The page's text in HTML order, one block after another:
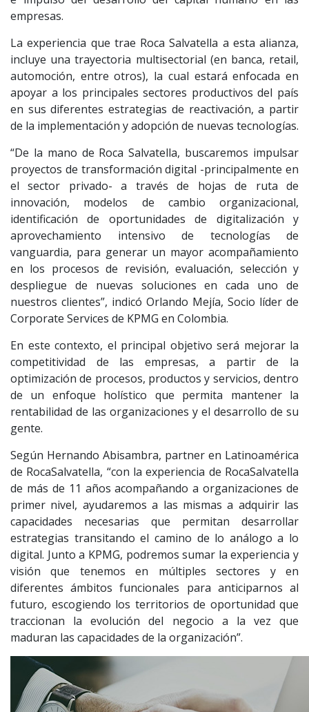
empresas.
La experiencia que trae Roca Salvatella a esta alianza,
incluye una trayectoria multisectorial (en banca, retail,
automoción, entre otros), la cual estará enfocada en
apoyar a los principales sectores productivos del país
en sus diferentes estrategias de reactivación, a partir
de la implementación y adopción de nuevas tecnologías.
“De la mano de Roca Salvatella, buscaremos impulsar
proyectos de transformación digital -principalmente en
el sector privado- a través de hojas de ruta de
innovación, modelos de cambio organizacional,
identificación de oportunidades de digitalización y
aprovechamiento intensivo de tecnologías de
vanguardia, para generar un mayor acompañamiento
en los procesos de revisión, evaluación, selección y
despliegue de nuevas soluciones en cada uno de
nuestros clientes”, indicó Orlando Mejía, Socio líder de
Corporate Services de KPMG en Colombia.
En este contexto, el principal objetivo será mejorar la
competitividad de las empresas, a partir de la
optimización de procesos, productos y servicios, dentro
de un enfoque holístico que permita mantener la
rentabilidad de las organizaciones y el desarrollo de su
gente.
Según Hernando Abisambra, partner en Latinoamérica
de RocaSalvatella, “con la experiencia de RocaSalvatella
de más de 11 años acompañando a organizaciones de
primer nivel, ayudaremos a las mismas a adquirir las
capacidades necesarias que permitan desarrollar
estrategias transitando el camino de lo análogo a lo
digital. Junto a KPMG, podremos sumar la experiencia y
visión que tenemos en múltiples sectores y en
diferentes ámbitos funcionales para anticiparnos al
futuro, escogiendo los territorios de oportunidad que
traccionan la evolución del negocio a la vez que
maduran las capacidades de la organización”.